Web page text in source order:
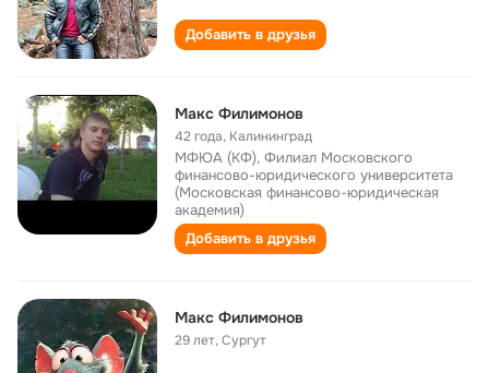
Добавить в друзья
Макс Филимонов
42 года, Калининград
МФЮА (КФ), Филиал Московского
финансово-юридического университета
(Московская финансово-юридическая
академия)
Добавить в друзья
Макс Филимонов
29 лет,Сургут